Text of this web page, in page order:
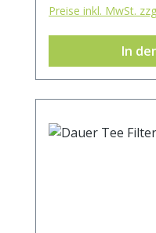
Preise inkl. MwSt.
In